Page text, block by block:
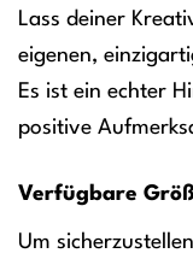
Lass deiner
eigenen,
Es ist ein echter
positive
Verfügbare
Um